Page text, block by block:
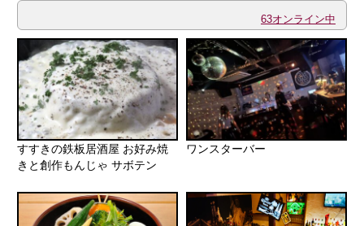
63オンライン中
すすきの鉄板居酒屋 お好み焼
きと創作もんじゃ サボテン
ワンスターバー